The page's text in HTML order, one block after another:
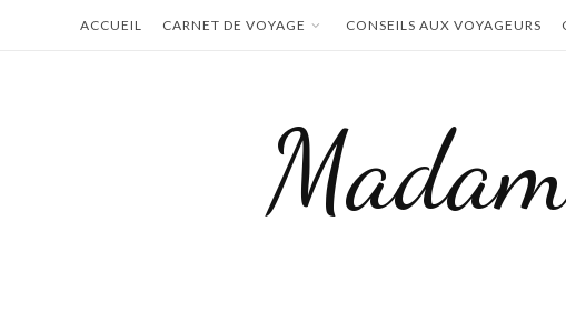
ACCUEIL CARNET DE VOYAGE CONSEILS AUX VOYAGEURS